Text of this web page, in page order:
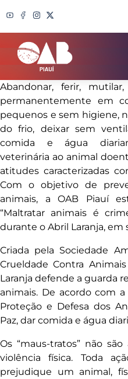
Search
Abandonar, ferir,
permanentemente em
pequenos e sem higiene,
do frio, deixar sem
comida e água
veterinária ao animal
atitudes caracterizadas
Com o objetivo de
animais, a OAB Piauí
“Maltratar animais é
durante o Abril Laranja, em
Criada pela Sociedade
Crueldade Contra
Laranja defende a guarda
animais. De acordo com
Proteção e Defesa dos
Paz, dar comida e água
Os “maus-tratos” não
violência física. Toda
prejudique um animal,